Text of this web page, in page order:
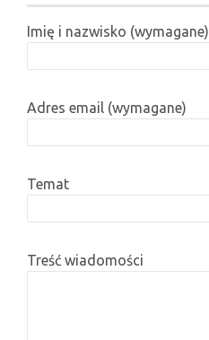
Imię i nazwisko (wymagane)
Adres email (wymagane)
Temat
Treść wiadomości